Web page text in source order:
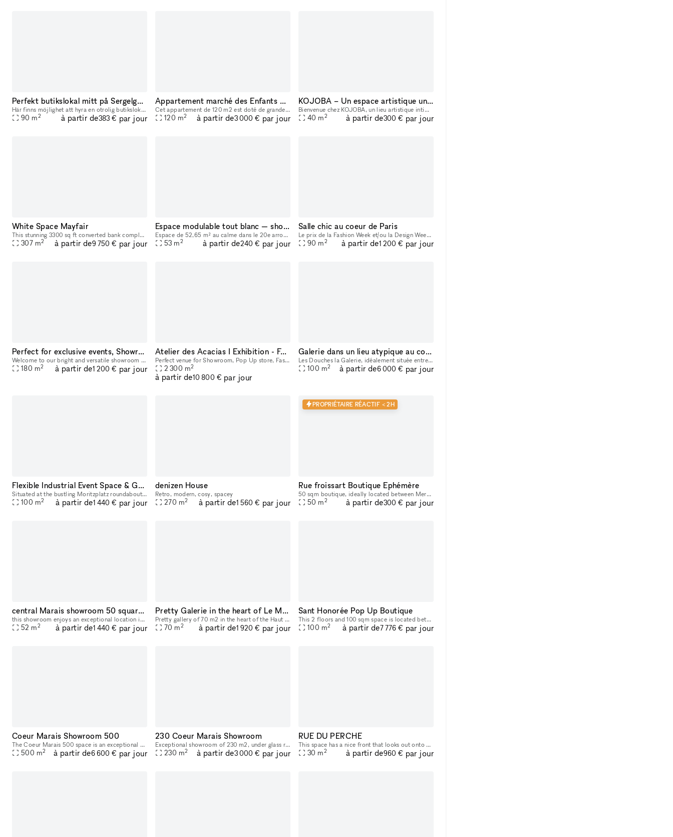
Perfekt butikslokal mitt på Sergelgatan
Här finns möjlighet att hyra en otrolig butikslokal i bästa möjliga läge mitt i centrala Stockholm. Idag så finns det redan en befintlig sminkbutik på plats med hyllor och möbler. Lokalen är anpassad
90 m2 à partir de383 € par jour
Appartement marché des Enfants Rouges
Cet appartement de 120 m2 est doté de grandes fenêtres qui laissent entrer la lumière naturelle. Adresse prestigieuse de la rue de Bretagne, à proximité du quartier des Enfants-Rouges, située au 3ème
120 m2 à partir de3 000 € par jour
KOJOBA – Un espace artistique unique au cœur de Paris
Bienvenue chez KOJOBA, un lieu artistique intimiste situé dans le 18ᵉ arrondissement de Paris, pensé pour accueillir vos projets créatifs, professionnels et événementiels. Avec sa décoration atypiqu
40 m2 à partir de300 € par jour
White Space Mayfair
This stunning 3300 sq ft converted bank complete with period feature ceilings, situated in the heart of Mayfair, is complete with original ornamental ceiling features combined with industrial exposed
307 m2 à partir de9 750 € par jour
Espace modulable tout blanc — shooting, ateliers, événements privés
Espace de 52,65 m² au calme dans le 20e arrondissement de Paris, entièrement rénové avec des murs blancs épurés. La configuration permet de libérer entièrement l'espace pour l'adapter à vos besoins :
53 m2 à partir de240 € par jour
Salle chic au coeur de Paris
Le prix de la Fashion Week et/ou la Design Week est de 25% de plus que le prix standard. Bienvenue à notre plateforme de location de courte durée pour Showrooms, Boutiques Éphémères, et Pop-up Shop
90 m2 à partir de1 200 € par jour
Perfect for exclusive events, Showroom, Exhibition Space, Meetings, Workshops
Welcome to our bright and versatile showroom in the heart of Berlin. Our classic Altbau space seamlessly combines historical charm with modern functionality, featuring white walls, wooden boards, an
180 m2 à partir de1 200 € par jour
Atelier des Acacias I Exhibition - Fashion Show - Advertising - Entertainment
Perfect venue for Showroom, Pop Up store, Fashion show, Exhibition
2 300 m2
à partir de10 800 € par jour
Galerie dans un lieu atypique au coeur Paris
Les Douches la Galerie, idéalement située entre le canal Saint Martin et la place de la République, met à la disposition des professionnels qui souhaitent organiser un événement un espace calme
100 m2 à partir de6 000 € par jour
Flexible Industrial Event Space & Gallery in Berlin’s Creative Quarter: Moritzplatz, Kreuzberg
Situated at the bustling Moritzplatz roundabout, Salon am Moritzplatz blends industrial charm with a unique historic atmosphere. With 100 sq. m. of adaptable space, expansive south-facing windows ov
100 m2 à partir de1 440 € par jour
denizen House
Retro, modern, cosy, spacey
270 m2 à partir de1 560 € par jour
PROPRIÉTAIRE RÉACTIF < 2H
Rue froissart Boutique Ephémère
50 sqm boutique, ideally located between Merci, Acne, A.P.C., Ami, Roseanna, Jimmy Fairly, Kitsuné, Officine Générale, Bonne Gueule… Features a beautiful workshop-style display window and a large, w
50 m2 à partir de300 € par jour
central Marais showroom 50 square meters
this showroom enjoys an exceptional location in the heart of the Marais district. 50 square meters are available plus 20 square meters downstairs and in the back for back office or fitting room. Avai
52 m2 à partir de1 440 € par jour
Pretty Galerie in the heart of Le Marais
Pretty gallery of 70 m2 in the heart of the Haut Marais, located a few steps from the Café de la Poste and shops such as Isabel Marant, Jérôme Dreyfuss or Comme des Garçons. Large window on the stree
70 m2 à partir de1 920 € par jour
Sant Honorée Pop Up Boutique
This 2 floors and 100 sqm space is located between the Louvre and the Bourse de Commerce. The gallery presents 10 exhibitions annually, showcasing the French contemporary art scene. Perfect as a pop
100 m2 à partir de7 776 € par jour
Coeur Marais Showroom 500
The Coeur Marais 500 space is an exceptional showroom located in the heart of Paris, in one of the trendiest areas of the capital. Available for direct or turnkey rental, this space can host your sem
500 m2 à partir de6 600 € par jour
230 Coeur Marais Showroom
Exceptional showroom of 230 m2, under glass roof, bright and refined. Located in the heart of the Marais district, this space to rent for your professional events: press day, private sale, showroom,
230 m2 à partir de3 000 € par jour
RUE DU PERCHE
This space has a nice front that looks out onto a busy street through a big window that lets in light and makes it easy to see. This 30m2 space is in the 3rd arrondissement of Paris, right in the mid
30 m2 à partir de960 € par jour